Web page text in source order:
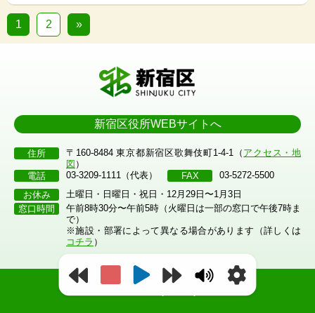
1 2 »
新宿区役所WEBサイトへ
住所 〒160-8484 東京都新宿区歌舞伎町1-4-1（ アクセス・地
図 ）
電話
03-3209-1111（代表） FAX
03-5272-5500
お休み
土曜日・日曜日・祝日・12月29日〜1月3日
窓口時間
午前8時30分〜午前5時（火曜日は一部の窓口で午後7時ま
で）
※施設・部署によって異なる場合があります（詳しくは
コチラ ）